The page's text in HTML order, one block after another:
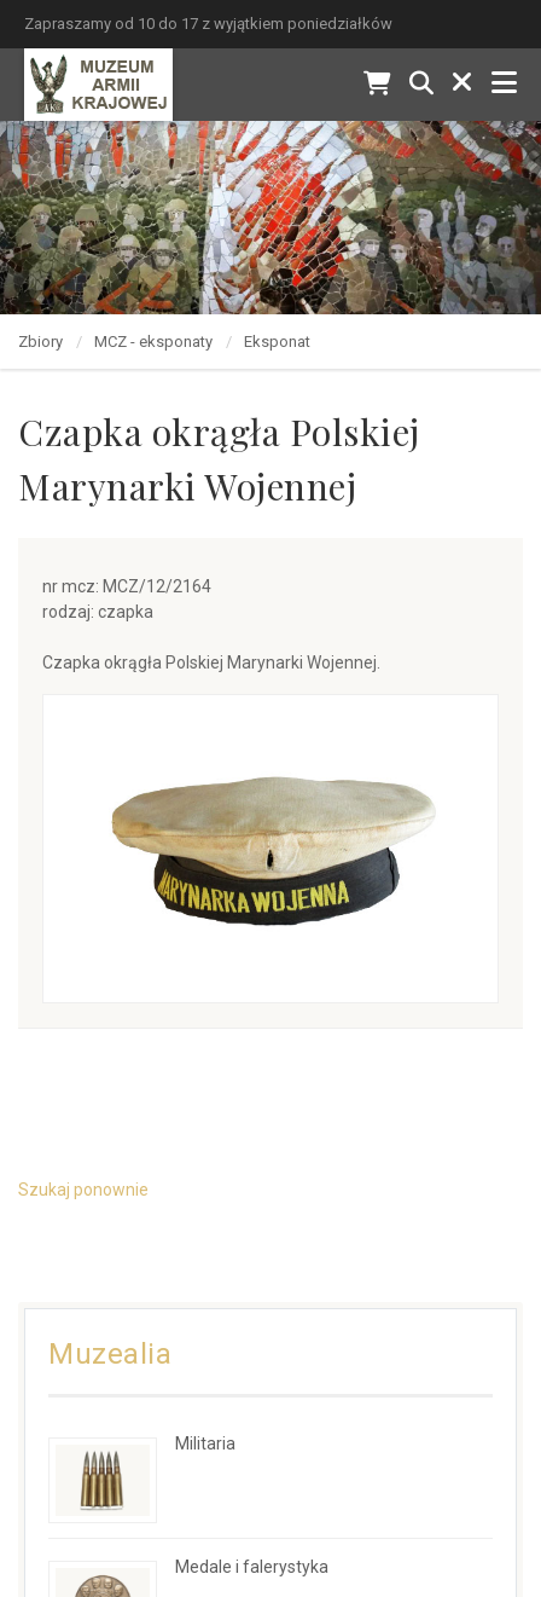
Zapraszamy od 10 do 17 z wyjątkiem poniedziałków
Zbiory MCZ - eksponaty Eksponat
Czapka okrągła Polskiej
Marynarki Wojennej
nr mcz: MCZ/12/2164
rodzaj: czapka
Czapka okrągła Polskiej Marynarki Wojennej.
Szukaj ponownie
Muzealia
Militaria
Medale i falerystyka